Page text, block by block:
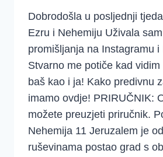
Dobrodošla u posljednji
Ezru i Nehemiju Uživala
promišljanja na Instagramu i
Stvarno me potiče kad
baš kao i ja! Kako predivnu
imamo ovdje! PRIRUČNIK:
možete preuzjeti priručnik.
Nehemija 11 Jeruzalem je
ruševinama postao grad s